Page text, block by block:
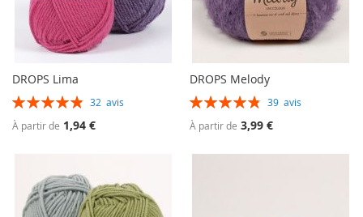
DROPS Lima
Évaluation:
32 avis
À partir de 1,94 €
DROPS Melody
Évaluation:
39 avis
À partir de 3,99 €